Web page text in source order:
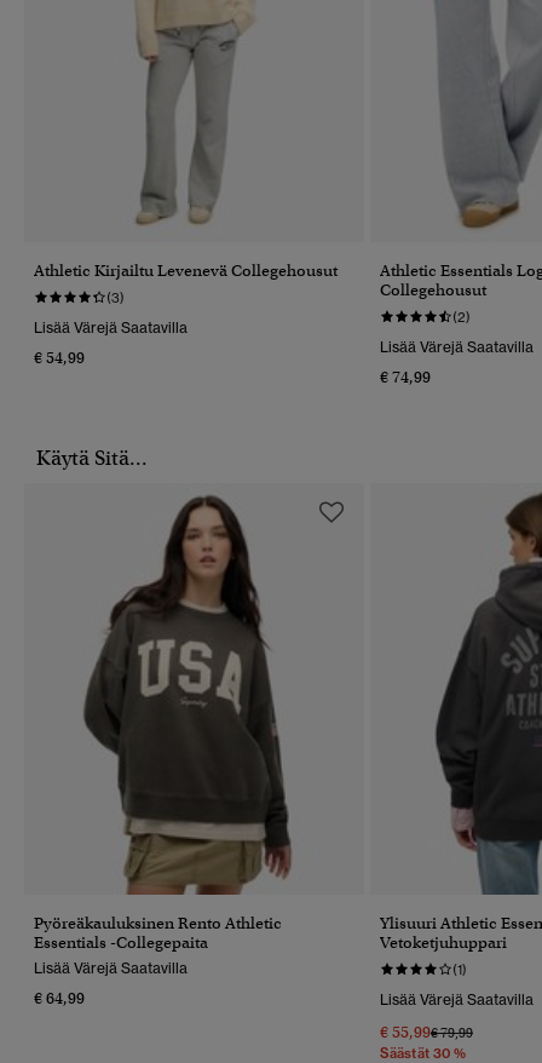
Athletic Kirjailtu Levenevä Collegehousut
(3)
Lisää Värejä Saatavilla
€ 54,99
Athletic Essentials
Collegehousut
(2)
Lisää Värejä Saatavilla
€ 74,99
Käytä Sitä...
Pyöreäkauluksinen Rento Athletic
Essentials -collegepaita
Lisää Värejä Saatavilla
€ 64,99
Ylisuuri Athletic
Vetoketjuhuppari
(1)
Lisää Värejä Saatavilla
€ 55,99Hinta Alennettu
€ 79,99Hintaan
Säästät 30 %